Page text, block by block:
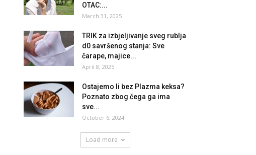
OTAC:...
March 31, 2025
TRIK za izbjeljivanje sveg rublja
d0 savršenog stanja: Sve
čarape, majice...
April 8, 2025
Ostajemo li bez Plazma keksa?
Poznato zbog čega ga ima
sve...
October 6, 2024
Load more